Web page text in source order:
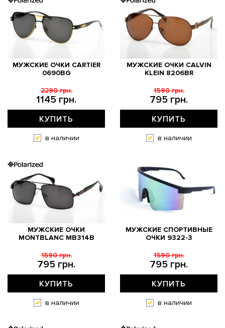
МУЖСКИЕ ОЧКИ CARTIER
0690BG
1145 грн.
2290 грн.
КУПИТЬ
в наличии
МУЖСКИЕ ОЧКИ CALVIN
KLEIN 8206BR
795 грн.
1590 грн.
КУПИТЬ
в наличии
МУЖСКИЕ ОЧКИ
MONTBLANC MB314B
795 грн.
1590 грн.
КУПИТЬ
в наличии
МУЖСКИЕ СПОРТИВНЫЕ
ОЧКИ 9322-3
795 грн.
1590 грн.
КУПИТЬ
в наличии